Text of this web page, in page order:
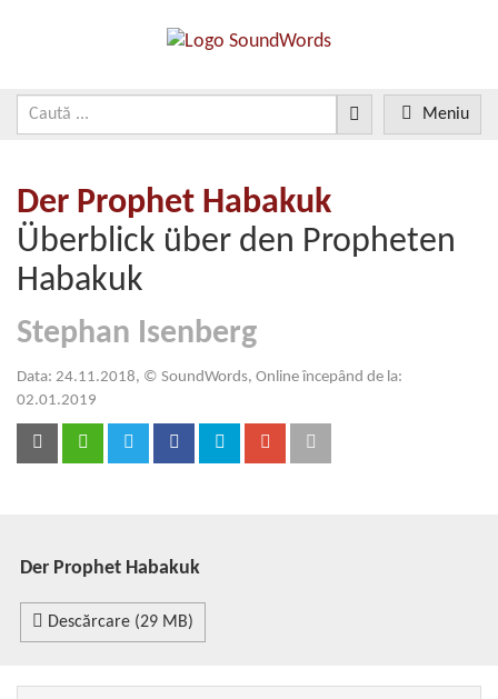
Meniu
Der Prophet Habakuk
Überblick über den Propheten
Habakuk
Stephan Isenberg
Data: 24.11.2018, © SoundWords, Online începând de la:
02.01.2019
Der Prophet Habakuk
Descărcare (29 MB)